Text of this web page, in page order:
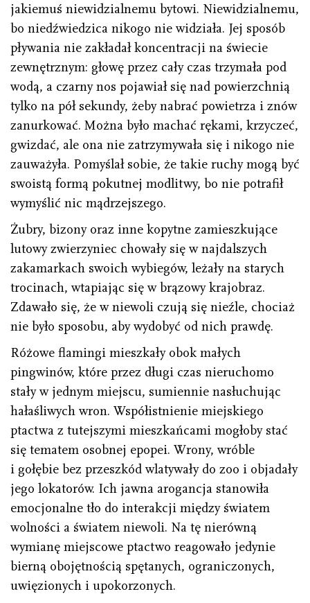
jakiemuś niewidzialnemu bytowi. Niewidzialnemu,
bo niedźwiedzica nikogo nie widziała. Jej sposób
pływania nie zakładał koncentracji na świecie
zewnętrznym: głowę przez cały czas trzymała pod
wodą, a czarny nos pojawiał się nad powierzchnią
tylko na pół sekundy, żeby nabrać powietrza i znów
zanurkować. Można było machać rękami, krzyczeć,
gwizdać, ale ona nie zatrzymywała się i nikogo nie
zauważyła. Pomyślał sobie, że takie ruchy mogą być
swoistą formą pokutnej modlitwy, bo nie potrafił
wymyślić nic mądrzejszego.
Żubry, bizony oraz inne kopytne zamieszkujące
lutowy zwierzyniec chowały się w najdalszych
zakamarkach swoich wybiegów, leżały na starych
trocinach, wtapiając się w brązowy krajobraz.
Zdawało się, że w niewoli czują się nieźle, chociaż
nie było sposobu, aby wydobyć od nich prawdę.
Różowe flamingi mieszkały obok małych
pingwinów, które przez długi czas nieruchomo
stały w jednym miejscu, sumiennie nasłuchując
hałaśliwych wron. Współistnienie miejskiego
ptactwa z tutejszymi mieszkańcami mogłoby stać
się tematem osobnej epopei. Wrony, wróble
i gołębie bez przeszkód wlatywały do zoo i objadały
jego lokatorów. Ich jawna arogancja stanowiła
emocjonalne tło do interakcji między światem
wolności a światem niewoli. Na tę nierówną
wymianę miejscowe ptactwo reagowało jedynie
bierną obojętnością spętanych, ograniczonych,
uwięzionych i upokorzonych.